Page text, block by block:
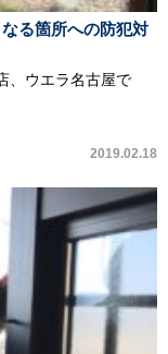
る箇所への防犯対
、ウエラ名古屋で
2019.02.18